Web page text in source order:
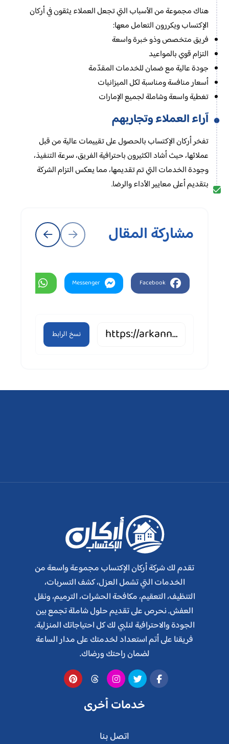
هناك مجموعة من الأسباب التي تجعل العملاء يثقون في أركان
الإكتساب ويكررون التعامل معها:
فريق متخصص وذو خبرة واسعة
التزام قوي بالمواعيد
جودة عالية مع ضمان للخدمات المقدّمة
أسعار منافسة ومناسبة لكل الميزانيات
تغطية واسعة وشاملة لجميع الإمارات
آراء العملاء وتجاربهم
تفخر أركان الإكتساب بالحصول على تقييمات عالية من قبل
عملائها، حيث أشاد الكثيرون باحترافية الفريق، سرعة التنفيذ،
وجودة الخدمات التي تم تقديمها، مما يعكس التزام الشركة
بتقديم أعلى معايير الأداء والرضا.
مشاركة المقال
Facebook
Messenger
نسخ الرابط
تقدم لك شركة أركان الإكتساب مجموعة واسعة من
الخدمات التي تشمل العزل، كشف التسربات،
التنظيف، التعقيم، مكافحة الحشرات، الترميم، ونقل
العفش. نحرص على تقديم حلول شاملة تجمع بين
الجودة والاحترافية لنلبي لك كل احتياجاتك المنزلية.
فريقنا على أتم استعداد لخدمتك على مدار الساعة
لضمان راحتك ورضاك.
خدمات أخرى
اتصل بنا